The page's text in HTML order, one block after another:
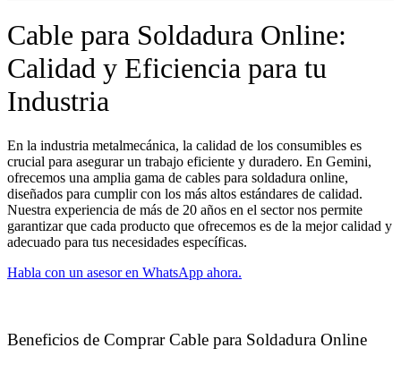
Cable para Soldadura Online:
Calidad y Eficiencia para tu
Industria
En la industria metalmecánica, la calidad de los consumibles es
crucial para asegurar un trabajo eficiente y duradero. En Gemini,
ofrecemos una amplia gama de cables para soldadura online,
diseñados para cumplir con los más altos estándares de calidad.
Nuestra experiencia de más de 20 años en el sector nos permite
garantizar que cada producto que ofrecemos es de la mejor calidad y
adecuado para tus necesidades específicas.
Habla con un asesor en WhatsApp ahora.
Beneficios de Comprar Cable para Soldadura Online